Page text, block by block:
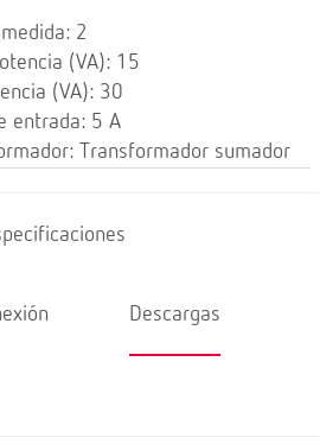
2
(VA): 15
(VA): 30
entrada: 5 A
Transformador sumador
Descargas